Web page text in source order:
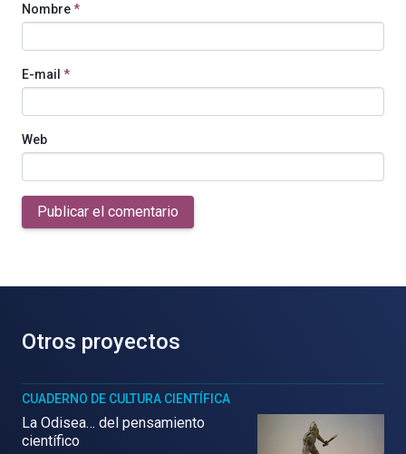
Nombre*
E-mail *
Web
Publicar el comentario
Otros proyectos
CUADERNO DE CULTURA CIENTÍFICA
La Odisea… del pensamiento
científico